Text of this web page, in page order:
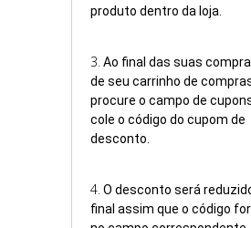
produto dentro da loja.
3. Ao final das suas
de seu carrinho de
procure o campo de
cole o código do cupom de
desconto.
4. O desconto será
final assim que o código